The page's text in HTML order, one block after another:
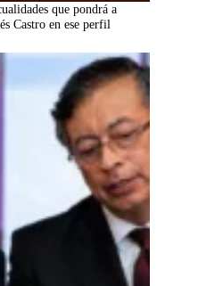
que pondrá a
Castro en ese perfil